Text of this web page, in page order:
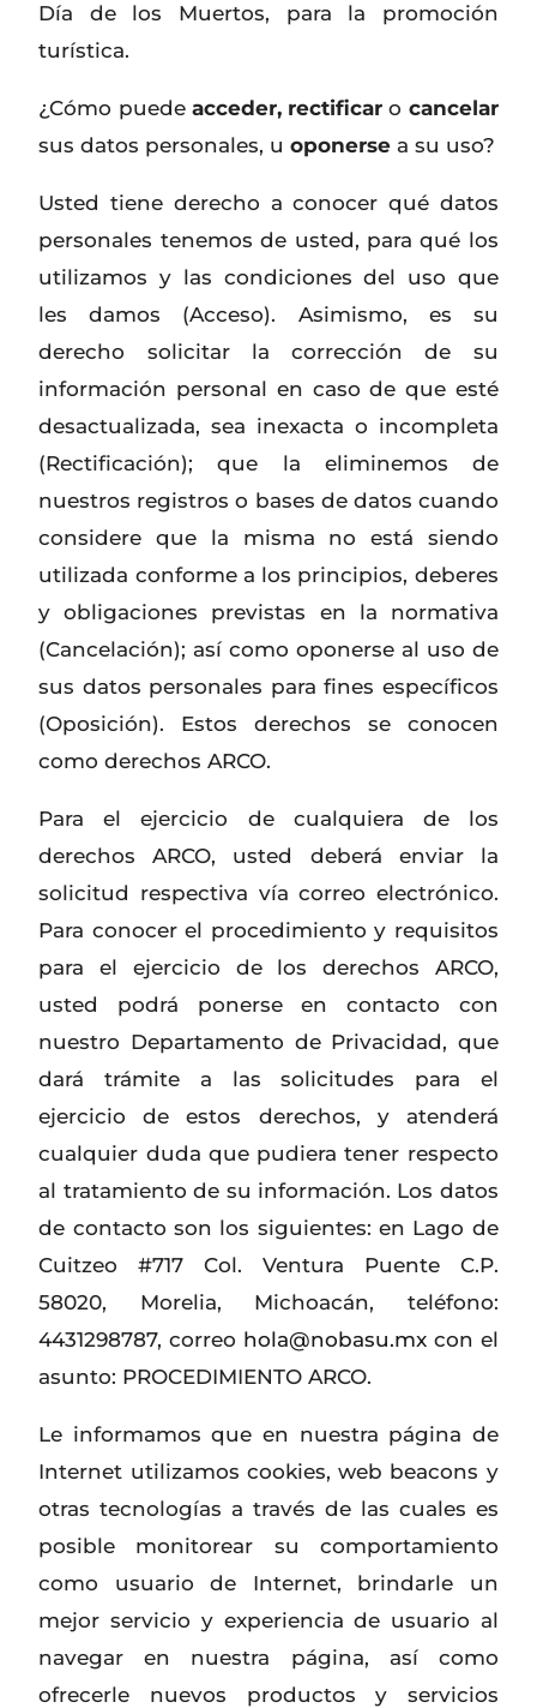
Día de los Muertos, para la promoción
turística.
¿Cómo puede acceder, rectificaro cancelar
sus datos personales, uoponerse a su uso?
Usted tiene derecho a conocer qué datos
personales tenemos de usted, para qué los
utilizamos y las condiciones del uso que
les damos (Acceso). Asimismo, es su
derecho solicitar la corrección de su
información personal en caso de que esté
desactualizada, sea inexacta o incompleta
(Rectificación); que la eliminemos de
nuestros registros o bases de datos cuando
considere que la misma no está siendo
utilizada conforme a los principios, deberes
y obligaciones previstas en la normativa
(Cancelación); así como oponerse al uso de
sus datos personales para fines específicos
(Oposición). Estos derechos se conocen
como derechos ARCO.
Para el ejercicio de cualquiera de los
derechos ARCO, usted deberá enviar la
solicitud respectiva vía correo electrónico.
Para conocer el procedimiento y requisitos
para el ejercicio de los derechos ARCO,
usted podrá ponerse en contacto con
nuestro Departamento de Privacidad, que
dará trámite a las solicitudes para el
ejercicio de estos derechos, y atenderá
cualquier duda que pudiera tener respecto
al tratamiento de su información. Los datos
de contacto son los siguientes: en Lago de
Cuitzeo #717 Col. Ventura Puente C.P.
58020, Morelia, Michoacán, teléfono:
4431298787, correo hola@nobasu.mx con el
asunto: PROCEDIMIENTO ARCO.
Le informamos que en nuestra página de
Internet utilizamos cookies, web beacons y
otras tecnologías a través de las cuales es
posible monitorear su comportamiento
como usuario de Internet, brindarle un
mejor servicio y experiencia de usuario al
navegar en nuestra página, así como
ofrecerle nuevos productos y servicios